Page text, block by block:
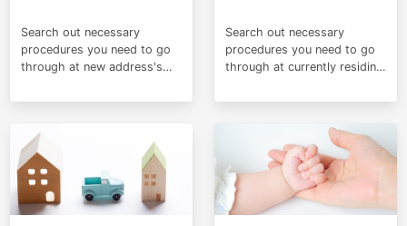
Search out necessary
procedures you need to go
through at new address's
moving-out to other
Search out necessary
procedures you need to go
through at currently residing
before moving-out to other